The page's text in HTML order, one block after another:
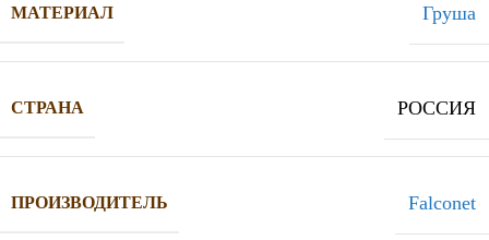
МАТЕРИАЛ Груша
СТРАНА РОССИЯ
ПРОИЗВОДИТЕЛЬ Falconet